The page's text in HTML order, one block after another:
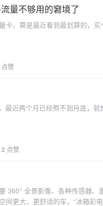
量不够用的窘境了
，算是最近看到最划算的，买
赞
近两个月已经熬不到月底，就
2 点赞
全景影像、各种传感器、
间更大、更舒适的车，“冰箱彩